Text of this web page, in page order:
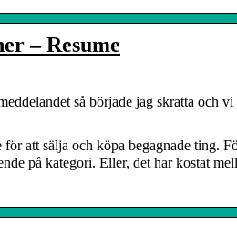
– Resume
så började jag skratta och vi
att sälja och köpa begagnade ting.
på kategori. Eller, det har kostat